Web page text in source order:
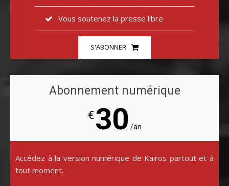
Vous soutenez la presse libre
S'ABONNER
Abonnement numérique
€30 /an
Accédez à la version numérique de Kairos partout et à
tout moment.